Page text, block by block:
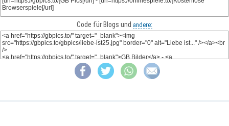
Code für Blogs und andere: